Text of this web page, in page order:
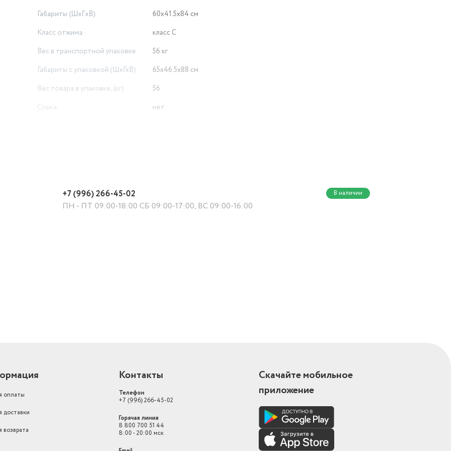
Габариты (ШxГxВ)
60х41.5х84 см
Класс отжима
класс C
Вес в транспортной упаковке
56 кг
Габариты с упаковкой (ШхГхВ)
65х46.5х88 см
Вес товара в упаковке, (кг)
56
Сушка
нет
Тип мотора стиральной машины
стандартный
84
WSDN63512ZSW
+7 (996) 266-45-02
ПН - ПТ 09:00-18:00 СБ 09:00-17:00, ВС 09:00-16:00
В наличии
оплаты
доставки
возврата
Контакты
Телефон
+7 (996) 266-45-02
Горячая линия
8 800 700 51 44
8:00 - 20:00 мск
Скачайте мобильное
приложение